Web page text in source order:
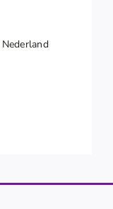
Nederland